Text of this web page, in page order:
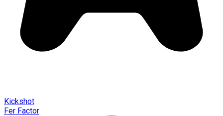
Kickshot
Fer Factor